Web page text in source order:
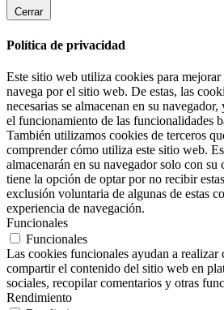
Cerrar
Política de privacidad
Este sitio web utiliza cookies para
navega por el sitio web. De estas, las
necesarias se almacenan en su navegador,
el funcionamiento de las funcionalidades
También utilizamos cookies de terceros
comprender cómo utiliza este sitio web.
almacenarán en su navegador solo con su
tiene la opción de optar por no recibir
exclusión voluntaria de algunas de estas
experiencia de navegación.
Funcionales
Funcionales
Las cookies funcionales ayudan a realizar
compartir el contenido del sitio web en
sociales, recopilar comentarios y otras
Rendimiento